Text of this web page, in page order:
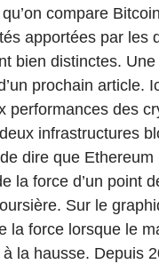
compare
apportées par les
bien distinctes.
prochain article.
performances des
infrastructures
dire que Ethereum
la force d’un point
Sur le
la force lorsque le
la hausse. Depuis